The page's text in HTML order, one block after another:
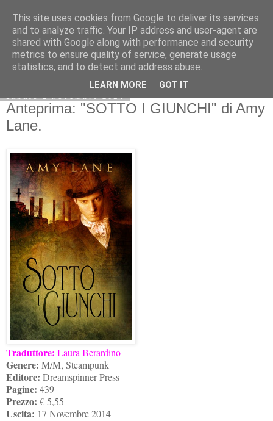
sabato 1 novembre 2014
Anteprima: "SOTTO I GIUNCHI" di Amy
Lane.
Traduttore: Laura Berardino
Genere: M/M, Steampunk
Editore: Dreamspinner Press
Pagine: 439
Prezzo: € 5,55
Uscita: 17 Novembre 2014
This site uses cookies from Google to deliver its services
and to analyze traffic. Your IP address and user-agent are
shared with Google along with performance and security
metrics to ensure quality of service, generate usage
statistics, and to detect and address abuse.
LEARN MORE GOT IT